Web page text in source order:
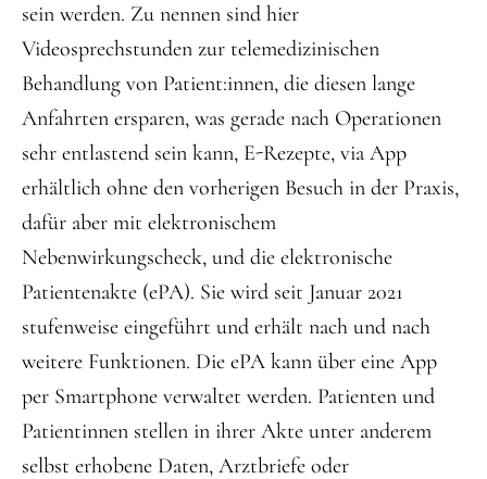
sein werden. Zu nennen sind hier
Videosprechstunden zur telemedizinischen
Behandlung von Patient:innen, die diesen lange
Anfahrten ersparen, was gerade nach Operationen
sehr entlastend sein kann, E-Rezepte, via App
erhältlich ohne den vorherigen Besuch in der Praxis,
dafür aber mit elektronischem
Nebenwirkungscheck, und die elektronische
Patientenakte (ePA). Sie wird seit Januar 2021
stufenweise eingeführt und erhält nach und nach
weitere Funktionen. Die ePA kann über eine App
per Smartphone verwaltet werden. Patienten und
Patientinnen stellen in ihrer Akte unter anderem
selbst erhobene Daten, Arztbriefe oder